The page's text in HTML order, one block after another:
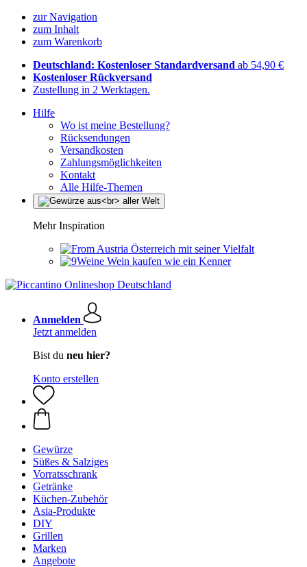
zur Navigation
zum Inhalt
zum Warenkorb
Deutschland: Kostenloser Standardversand ab 54,90 €
Kostenloser Rückversand
Zustellung in 2 Werktagen.
Hilfe
Wo ist meine Bestellung?
Rücksendungen
Versandkosten
Zahlungsmöglichkeiten
Kontakt
Alle Hilfe-Themen
Mehr Inspiration
Österreich mit seiner Vielfalt
Wein kaufen wie ein Kenner
Anmelden
Jetzt anmelden
Bist du neu hier?
Konto erstellen
Gewürze
Süßes & Salziges
Vorratsschrank
Getränke
Küchen-Zubehör
Asia-Produkte
DIY
Grillen
Marken
Angebote